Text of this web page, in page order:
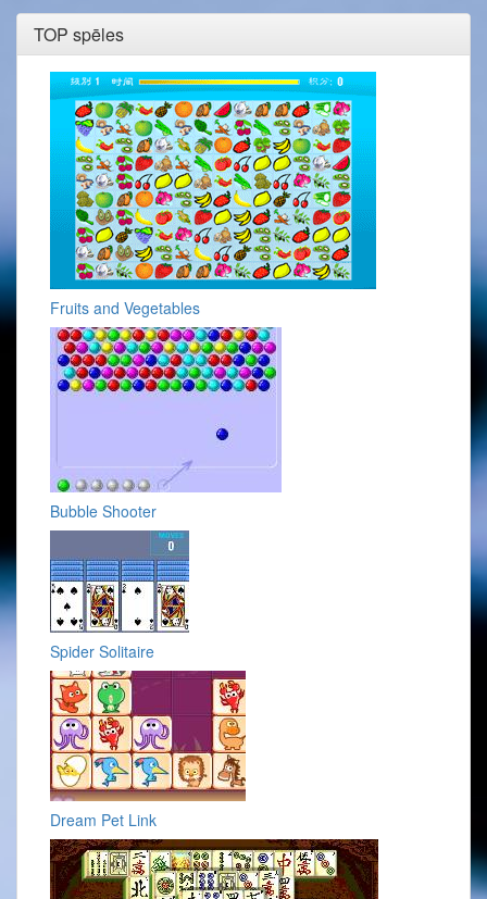
TOP spēles
Fruits and Vegetables
Bubble Shooter
Spider Solitaire
Dream Pet Link